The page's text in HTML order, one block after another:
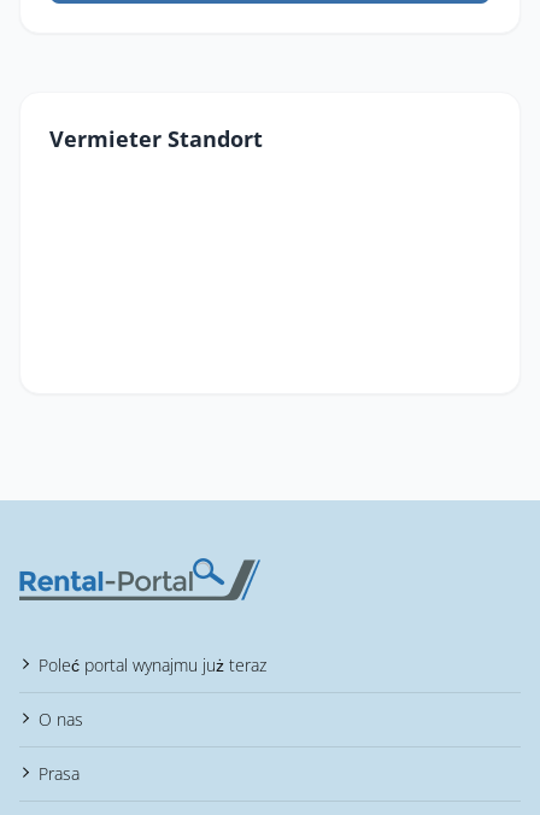
Vermieter Standort
Poleć portal wynajmu już teraz
O nas
Prasa